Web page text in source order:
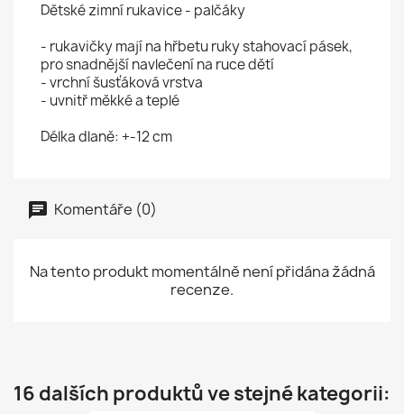
Dětské zimní rukavice - palčáky
- rukavičky mají na hřbetu ruky stahovací pásek,
pro snadnější navlečení na ruce dětí
- vrchní šusťáková vrstva
- uvnitř měkké a teplé
Délka dlaně: +-12 cm
Komentáře (0)
Na tento produkt momentálně není přidána žádná
recenze.
16 dalších produktů ve stejné kategorii: